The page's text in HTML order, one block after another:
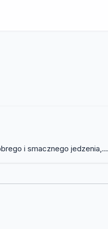
i smacznego jedzenia,...